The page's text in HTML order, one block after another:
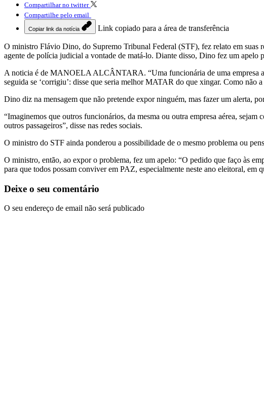
Compartilhar no twitter
Compartilhe pelo email
Copiar link da notícia Link copiado para a área de transferência
O ministro Flávio Dino, do Supremo Tribunal Federal (STF), fez relato em suas
agente de polícia judicial a vontade de matá-lo. Diante disso, Dino fez um apelo
A noticia é de MANOELA ALCÂNTARA. “Uma funcionária de uma empresa
seguida se ‘corrigiu’: disse que seria melhor MATAR do que xingar. Como não
Dino diz na mensagem que não pretende expor ninguém, mas fazer um alerta,
“Imaginemos que outros funcionários, da mesma ou outra empresa aérea,
outros passageiros”, disse nas redes sociais.
O ministro do STF ainda ponderou a possibilidade de o mesmo problema ou
O ministro, então, ao expor o problema, fez um apelo: “O pedido que faço às
para que todos possam conviver em PAZ, especialmente neste ano eleitoral, em
Deixe o seu comentário
O seu endereço de email não será publicado